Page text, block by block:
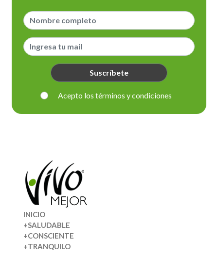
Suscríbete
Acepto los términos y condiciones
INICIO
+SALUDABLE
+CONSCIENTE
+TRANQUILO